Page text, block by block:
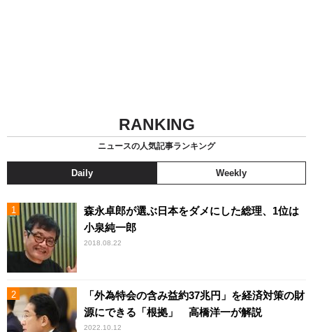
RANKING
ニュースの人気記事ランキング
Daily Weekly
森永卓郎が選ぶ日本をダメにした総理、1位は
小泉純一郎
2018.08.22
「外為特会の含み益約37兆円」を経済対策の財
源にできる「根拠」 高橋洋一が解説
2022.10.12